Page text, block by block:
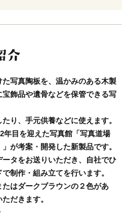
写真陶板を、温かみのある木製
飾品や遺骨などを保管できる写
り、手元供養などに使えます。
年目を迎えた写真館「写真道場
が考案・開発した新製品です。
タをお送りいただき、自社でひ
制作・組み立てを行います。
はダークブラウンの２色があ
だきます。